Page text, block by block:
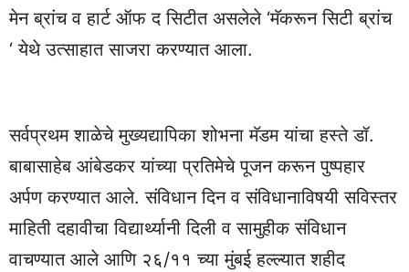
मेन ब्रांच व हार्ट ऑफ द सिटीत असलेले ‘मॅकरून सिटी ब्रांच
‘ येथे उत्साहात साजरा करण्यात आला.
सर्वप्रथम शाळेचे मुख्यद्यापिका शोभना मॅडम यांचा हस्ते डॉ.
बाबासाहेब आंबेडकर यांच्या प्रतिमेचे पूजन करून पुष्पहार
अर्पण करण्यात आले. संविधान दिन व संविधानाविषयी सविस्तर
माहिती दहावीचा विद्यार्थ्यानी दिली व सामुहीक संविधान
वाचण्यात आले आणि २६/११ च्या मुंबई हल्ल्यात शहीद